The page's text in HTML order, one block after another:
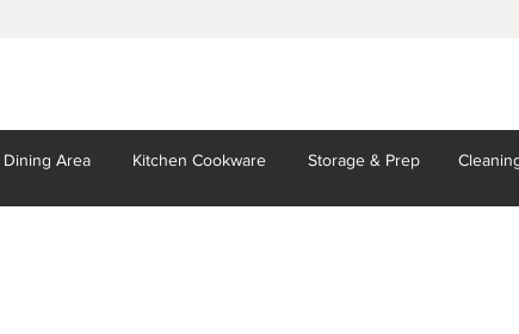
Dining Area Kitchen Cookware Storage & Prep